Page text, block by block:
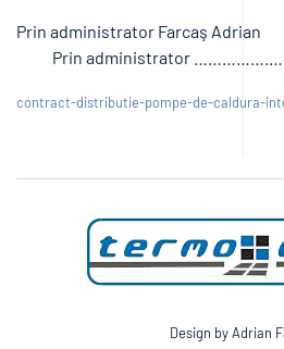
Prin administrator
Prin administrator
contract-distributie-pompe-de-caldura-
Design by Adrian